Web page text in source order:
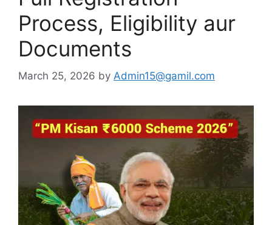
Process, Eligibility aur
Documents
March 25, 2026 by Admin15@gamil.com